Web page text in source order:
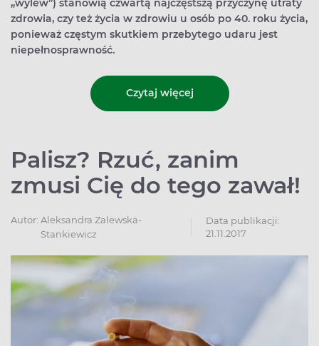
„wylew”) stanowią czwartą najczęstszą przyczynę utraty
zdrowia, czy też życia w zdrowiu u osób po 40. roku życia,
ponieważ częstym skutkiem przebytego udaru jest
niepełnosprawność.
Czytaj więcej
Palisz? Rzuć, zanim
zmusi Cię do tego zawał!
Autor: Aleksandra Zalewska-
Stankiewicz
Data publikacji:
21.11.2017